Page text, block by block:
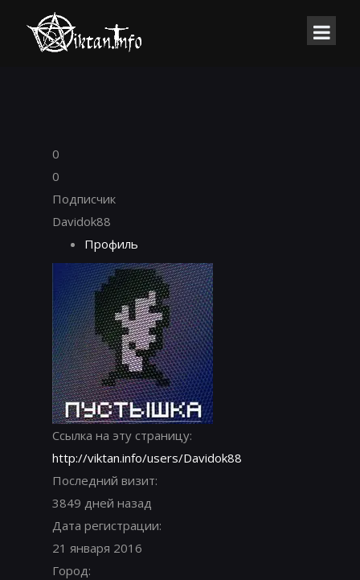
0
0
Подписчик
Davidok88
Профиль
Ссылка на эту страницу:
http://viktan.info/users/Davidok88
Последний визит:
3849 дней назад
Дата регистрации:
21 января 2016
Город: